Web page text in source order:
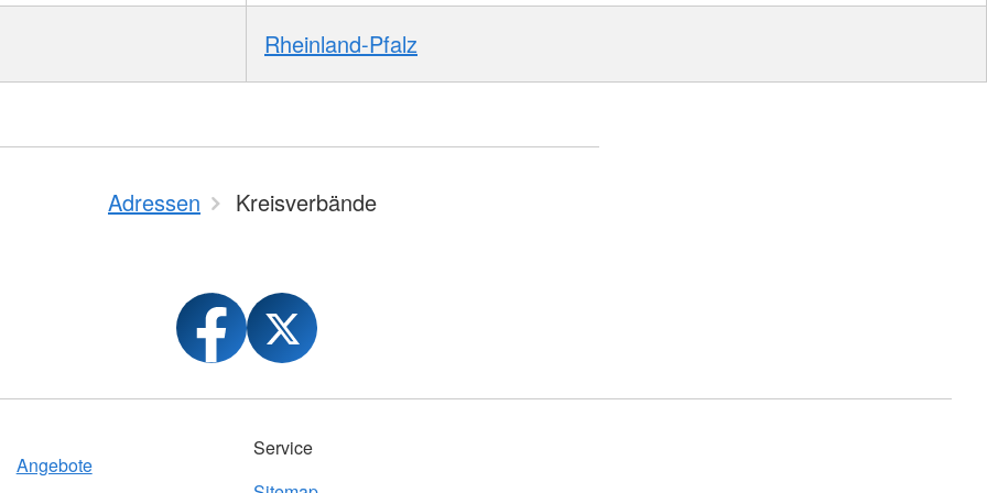
Rheinland-Pfalz
Adressen Kreisverbände
Angebote
Service